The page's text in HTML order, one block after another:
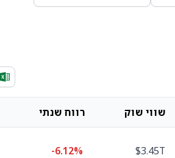
שווי שוק רווח שנתי
$3.45T
-6.12%